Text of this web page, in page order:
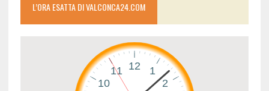
L’ORA ESATTA DI VALCONCA24.COM